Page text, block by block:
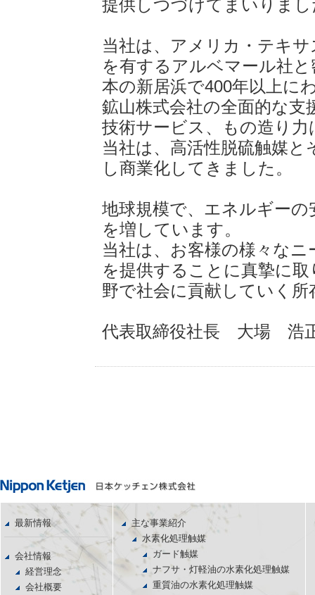
提供しつづけてまいりま
当社は、アメリカ・テキ
を有するアルベマール社
本の新居浜で400年以上に
鉱山株式会社の全面的な
技術サービス、もの造り
当社は、高活性脱硫触媒と
し商業化してきました。
地球規模で、エネルギー
を増しています。
当社は、お客様の様々な
を提供することに真摯に
野で社会に貢献していく所
代表取締役社長 大場 浩
最新情報
会社情報
経営理念
会社概要
主な事業紹介
水素化処理触媒
ガード触媒
ナフサ・灯軽油の水素化処理触媒
重質油の水素化処理触媒